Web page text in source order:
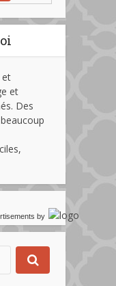
et
et
Des
by